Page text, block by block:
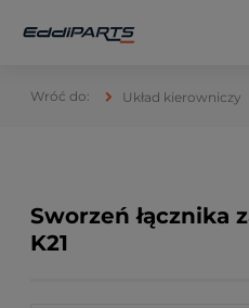
Układ kierowniczy
Sworzeń łącznika
K21